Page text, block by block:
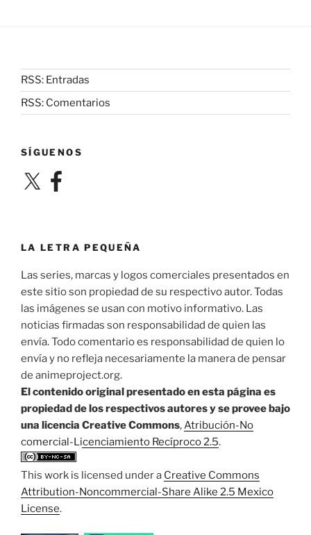
RSS: Entradas
RSS: Comentarios
SÍGUENOS
X Facebook
LA LETRA PEQUEÑA
Las series, marcas y logos comerciales presentados en
este sitio son propiedad de su respectivo autor. Todas
las imágenes se usan con motivo informativo. Las
noticias firmadas son responsabilidad de quien las
envía. Todo comentario es responsabilidad de quien lo
envía y no refleja necesariamente la manera de pensar
de animeproject.org.
El contenido original presentado en esta página es
propiedad de los respectivos autores y se provee bajo
una licencia Creative Commons,Atribución-No
comercial-Licenciamiento Recíproco 2.5.
This work is licensed under a Creative Commons
Attribution-Noncommercial-Share Alike 2.5 Mexico
License.